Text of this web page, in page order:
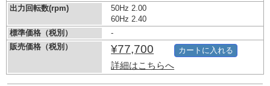
出力回転数(rpm)
50Hz 2.00
60Hz 2.40
標準価格（税別）
-
販売価格（税別）
¥77,700
詳細はこちらへ
カートに入れる